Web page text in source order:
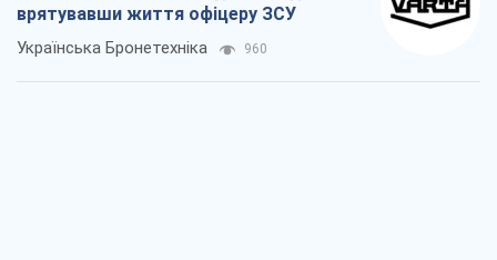
врятувавши життя офіцеру ЗСУ
Українська Бронетехніка 960